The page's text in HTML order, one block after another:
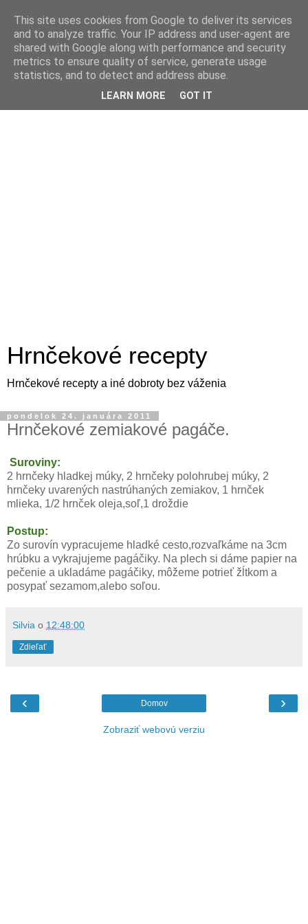
Hrnčekové recepty
Hrnčekové recepty a iné dobroty bez váženia
pondelok 24. januára 2011
Hrnčekové zemiakové pagáče.
Suroviny:
2 hrnčeky hladkej múky, 2 hrnčeky polohrubej múky, 2
hrnčeky uvarených nastrúhaných zemiakov, 1 hrnček
mlieka, 1/2 hrnček oleja,soľ,1 droždie
Postup:
Zo surovín vypracujeme hladké cesto,rozvaľkáme na 3cm
hrúbku a vykrajujeme pagáčiky. Na plech si dáme papier na
pečenie a ukladáme pagáčiky, môžeme potrieť žĺtkom a
posypať sezamom,alebo soľou.
Silvia o 12:48:00
Zdieľať
‹ ›
Domov
Zobraziť webovú verziu
This site uses cookies from Google to deliver its services
and to analyze traffic. Your IP address and user-agent are
shared with Google along with performance and security
metrics to ensure quality of service, generate usage
statistics, and to detect and address abuse.
LEARN MORE GOT IT